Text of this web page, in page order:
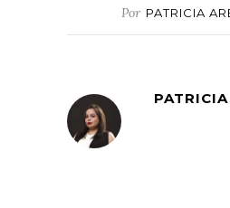
Por PATRICIA